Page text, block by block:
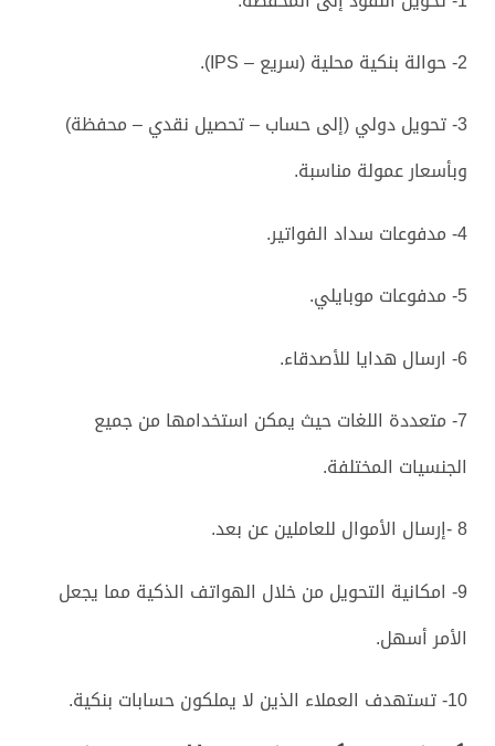
2- حوالة بنكية محلية (سريع – IPS).
3- تحويل دولي (إلى حساب – تحصيل نقدي – محفظة)
وبأسعار عمولة مناسبة.
4- مدفوعات سداد الفواتير.
5- مدفوعات موبايلي.
6- ارسال هدايا للأصدقاء.
7- متعددة اللغات حيث يمكن استخدامها من جميع
الجنسيات المختلفة.
8 -إرسال الأموال للعاملين عن بعد.
9- امكانية التحويل من خلال الهواتف الذكية مما يجعل
الأمر أسهل.
10- تستهدف العملاء الذين لا يملكون حسابات بنكية.